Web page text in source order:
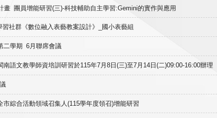
畫 團員增能研習(三)-科技輔助自主學習:Gemini的實作與應用
習社群《數位融入表藝教案設計》_國小表藝組
二學期 6月聯席會議
南語文教學師資培訓研習於115年7月8日(三)至7月14日(二)09:00-16:00辦理
市綜合活動領域召集人(115學年度領召)增能研習